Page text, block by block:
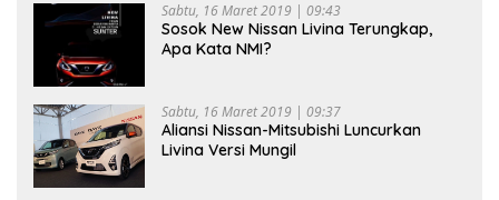
Sabtu, 16 Maret 2019 | 09:43
Sosok New Nissan Livina Terungkap,
Apa Kata NMI?
Sabtu, 16 Maret 2019 | 09:37
Aliansi Nissan-Mitsubishi Luncurkan
Livina Versi Mungil